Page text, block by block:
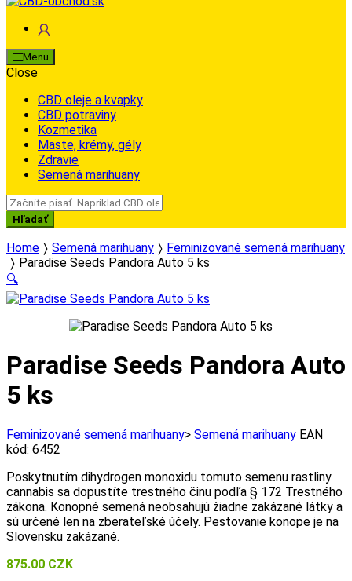
Menu
Close
CBD oleje a kvapky
CBD potraviny
Kozmetika
Maste, krémy, gély
Zdravie
Semená marihuany
Search
for:
Hľadať
Home Semená marihuany
Feminizované semená marihuany
Paradise Seeds Pandora Auto 5 ks
🔍
Paradise Seeds Pandora Auto
5 ks
Feminizované semená marihuany> Semená marihuany EAN
kód: 6452
Poskytnutím dihydrogen monoxidu tomuto semenu rastliny
cannabis sa dopustíte trestného činu podľa § 172 Trestného
zákona. Konopné semená neobsahujú žiadne zakázané látky a
sú určené len na zberateľské účely. Pestovanie konope je na
Slovensku zakázané.
875.00 CZK